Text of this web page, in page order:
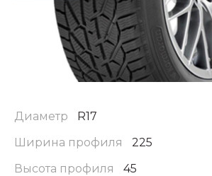
Диаметр
R17
Ширина профиля
225
Высота профиля
45